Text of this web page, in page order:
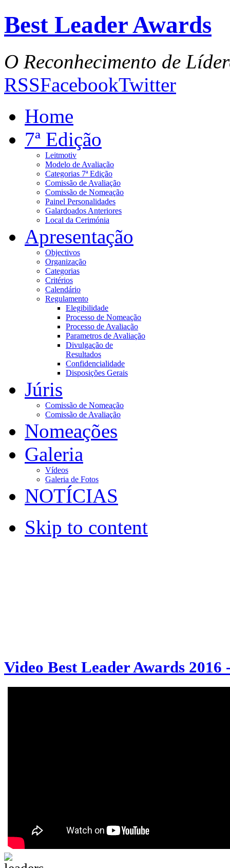
Best Leader Awards
O Reconhecimento de
RSSFacebookTwitter
Home
7ª Edição
Leitmotiv
Modelo de Avaliação
Categorias 7ª Edição
Comissão de Avaliação
Comissão de Nomeação
Painel Personalidades
Galardoados Anteriores
Local da Cerimónia
Apresentação
Objectivos
Organização
Categorias
Critérios
Calendário
Regulamento
Elegibilidade
Processo de Nomeação
Processo de Avaliação
Parametros de Avaliação
Divulgação de
Resultados
Confidencialidade
Disposições Gerais
Júris
Comissão de Nomeação
Comissão de Avaliação
Nomeações
Galeria
Vídeos
Galeria de Fotos
NOTÍCIAS
Skip to content
Video Best Leader Awards 2016